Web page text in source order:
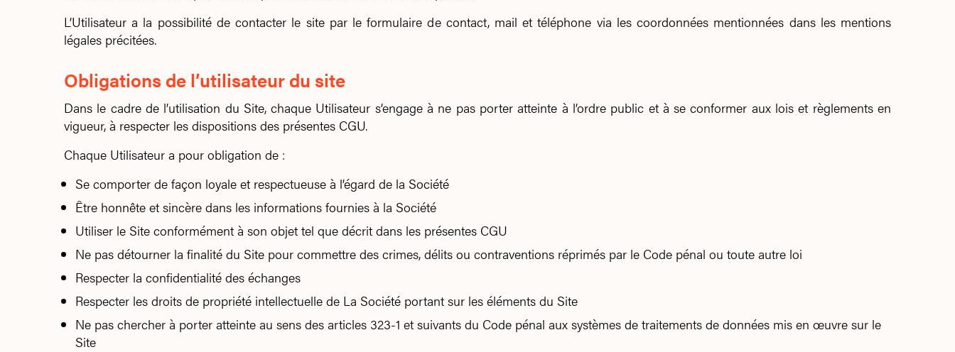
L’Utilisateur a la possibilité de contacter le site par le formulaire de contact, mail et téléphone via les coordonnées mentionnées dans les mentions
légales précitées.
Obligations de l’utilisateur du site
Dans le cadre de l’utilisation du Site, chaque Utilisateur s’engage à ne pas porter atteinte à l’ordre public et à se conformer aux lois et règlements en
vigueur, à respecter les dispositions des présentes CGU.
Chaque Utilisateur a pour obligation de :
Se comporter de façon loyale et respectueuse à l’égard de la Société
Être honnête et sincère dans les informations fournies à la Société
Utiliser le Site conformément à son objet tel que décrit dans les présentes CGU
Ne pas détourner la finalité du Site pour commettre des crimes, délits ou contraventions réprimés par le Code pénal ou toute autre loi
Respecter la confidentialité des échanges
Respecter les droits de propriété intellectuelle de La Société portant sur les éléments du Site
Ne pas chercher à porter atteinte au sens des articles 323-1 et suivants du Code pénal aux systèmes de traitements de données mis en œuvre sur le
Site